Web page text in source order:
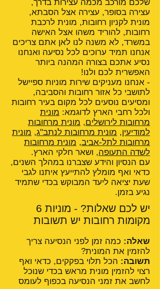
שלכם מורכב מכמה עצירות בדרך,
עצירה בסופר, עצירה אצל הסבתא,
מונית לקניון רחובות, מונית לרכבת
רחובות, להוריד משהו אצל האישה
במשרד, לא משנה לנו לאן אתם צריכים
אנחנו תמיד ערוכים לכל נסיעה ואנחנו
נסיע אתכם בצורה המהנה ביותר
האפשרית לכם ולנו!
- אנחנו מעניקים שירות מוניות ספיישל
לתושבי כל אזור רחובות והסביבה,
ומסיעים נוסעים לכל מקום בעיר רחובות
ולכל רחבי הארץ לדוגמא: מונית
מרחובות לירושלים, מונית מרחובות
למודיעין, מונית מרחובות לנתב"ג, מונית
מרחובות לתל-אביב, מונית מרחובות
לשדה התעופה, ושאר חלקי הארץ.
עם הנסיון והידע שצברנו במהלך השנים,
כדאי ואף מומלץ להתייעץ איתנו לגבי
שעת יציאה ליעד המבוקש בכדי שתמיד
נגיע בזמן.
יש לכם שאלות? - מוניות 6
מקומות רחובות יש תשובות
שאלה: כמה זמן לפני הנסיעה צריך
להזמין את המונית?
תשובה: הכל תלוי בפקקים, כדאי ואף
רצוי להזמין מונית מראש בכדי שנוכל
לחשב את זמני הנסיעה בכפוף לעומס